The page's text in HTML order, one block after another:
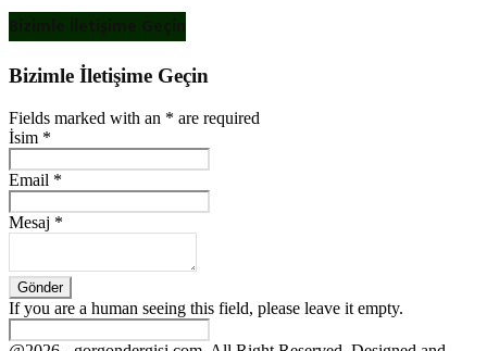
Bizimle İletişime Geçin
Bizimle İletişime Geçin
Fields marked with an * are required
İsim *
Email *
Mesaj *
If you are a human seeing this field, please leave it empty.